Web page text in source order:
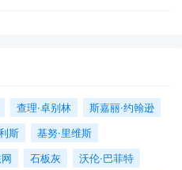
查理·卓别林
斯嘉丽·约翰逊
斯
基努·里维斯
石板灰
沃伦·巴菲特